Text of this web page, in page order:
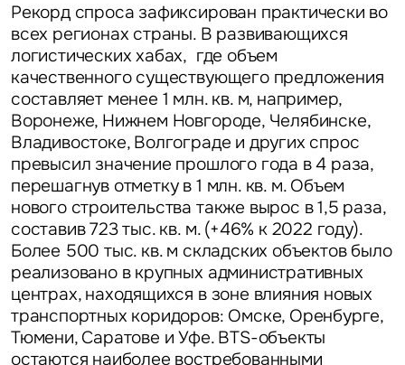
Рекорд спроса зафиксирован практически во
всех регионах страны. В развивающихся
логистических хабах, где объем
качественного существующего предложения
составляет менее 1 млн. кв. м, например,
Воронеже, Нижнем Новгороде, Челябинске,
Владивостоке, Волгограде и других спрос
превысил значение прошлого года в 4 раза,
перешагнув отметку в 1 млн. кв. м. Объем
нового строительства также вырос в 1,5 раза,
составив 723 тыс. кв. м. (+46% к 2022 году).
Более 500 тыс. кв. м складских объектов было
реализовано в крупных административных
центрах, находящихся в зоне влияния новых
транспортных коридоров: Омске, Оренбурге,
Тюмени, Саратове и Уфе. BTS-объекты
остаются наиболее востребованными